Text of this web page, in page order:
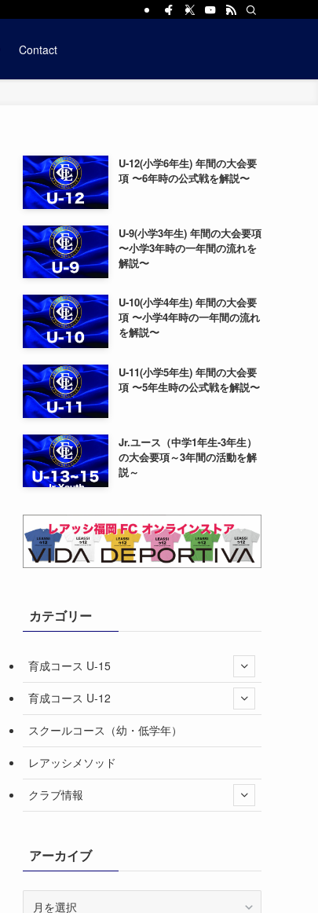
Contact
U-12(小学6年生) 年間の大会要
項 〜6年時の公式戦を解説〜
U-9(小学3年生) 年間の大会要項
〜小学3年時の一年間の流れを
解説〜
U-10(小学4年生) 年間の大会要
項 〜小学4年時の一年間の流れ
を解説〜
U-11(小学5年生) 年間の大会要
項 〜5年生時の公式戦を解説〜
Jr.ユース（中学1年生-3年生）
の大会要項～3年間の活動を解
説～
カテゴリー
育成コース U-15
育成コース U-12
スクールコース（幼・低学年）
レアッシメソッド
クラブ情報
アーカイブ